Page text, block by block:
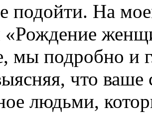
подойти. На
мы подробно и
что ваше
людьми,